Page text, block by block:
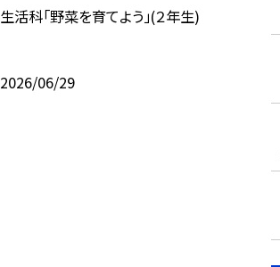
生活科「野菜を育てよう」(２年生)
2026/06/29